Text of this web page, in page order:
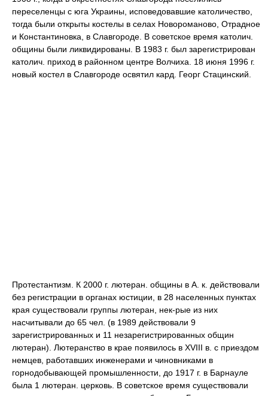
переселенцы с юга Украины, исповедовавшие католичество,
тогда были открыты костелы в селах Новороманово, Отрадное
и Константиновка, в Славгороде. В советское время католич.
общины были ликвидированы. В 1983 г. был зарегистрирован
католич. приход в районном центре Волчиха. 18 июня 1996 г.
новый костел в Славгороде освятил кард. Георг Стацинский.
Протестантизм. К 2000 г. лютеран. общины в А. к. действовали
без регистрации в органах юстиции, в 28 населенных пунктах
края существовали группы лютеран, нек-рые из них
насчитывали до 65 чел. (в 1989 действовали 9
зарегистрированных и 11 незарегистрированных общин
лютеран). Лютеранство в крае появилось в XVIII в. с приездом
немцев, работавших инженерами и чиновниками в
горнодобывающей промышленности, до 1917 г. в Барнауле
была 1 лютеран. церковь. В советское время существовали